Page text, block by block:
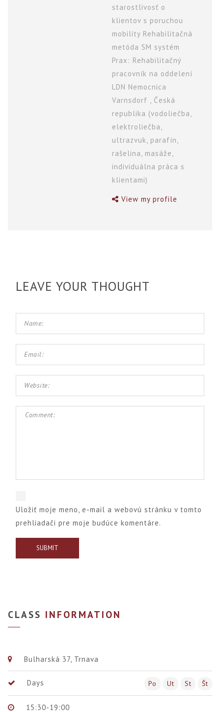
starostlivosť o
klientov s poruchou
mobility Rehabilitačná
metóda SM systém
Prax: Rehabilitačný
pracovník na oddelení
LDN Nemocnica
Varnsdorf , Česká
republika (vodoliečba,
elektroliečba,
ultrazvuk, parafín,
rašelina, masáže,
individuálna práca s
klientami)
View my profile
LEAVE YOUR THOUGHT
Uložiť moje meno, e-mail a webovú stránku v tomto
prehliadači pre moje budúce komentáre.
CLASS INFORMATION
Bulharská 37, Trnava
Days Št
St
Ut
Po
15:30-19:00